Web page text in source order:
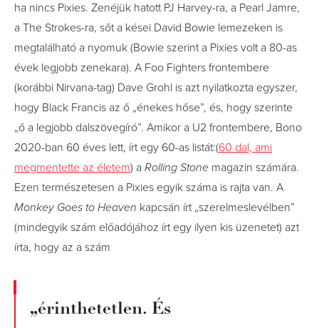
ha nincs Pixies. Zenéjük hatott PJ Harvey-ra, a Pearl Jamre,
a The Strokes-ra, sőt a kései David Bowie lemezeken is
megtalálható a nyomuk (Bowie szerint a Pixies volt a 80-as
évek legjobb zenekara). A Foo Fighters frontembere
(korábbi Nirvana-tag) Dave Grohl is azt nyilatkozta egyszer,
hogy Black Francis az ő „énekes hőse”, és, hogy szerinte
„ő a legjobb dalszövegíró”. Amikor a U2 frontembere, Bono
2020-ban 60 éves lett, írt egy 60-as listát:(60 dal, ami
megmentette az életem) a Rolling Stone magazin számára.
Ezen természetesen a Pixies egyik száma is rajta van. A
Monkey Goes to Heaven kapcsán írt „szerelmeslevélben”
(mindegyik szám előadójához írt egy ilyen kis üzenetet) azt
írta, hogy az a szám
„érinthetetlen. És